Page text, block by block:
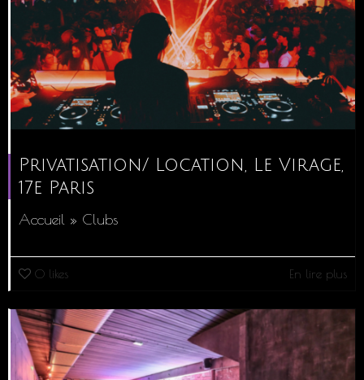
Privatisation/ Location, Le Virage,
17e Paris
Accueil » Clubs
0 likes En lire plus